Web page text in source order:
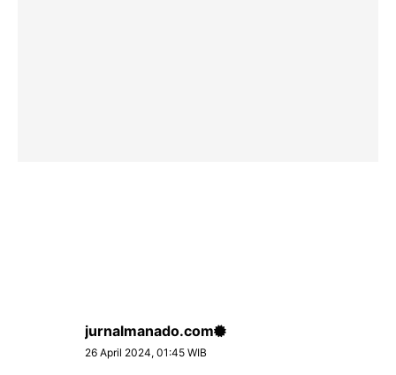
jurnalmanado.com
26 April 2024, 01:45 WIB